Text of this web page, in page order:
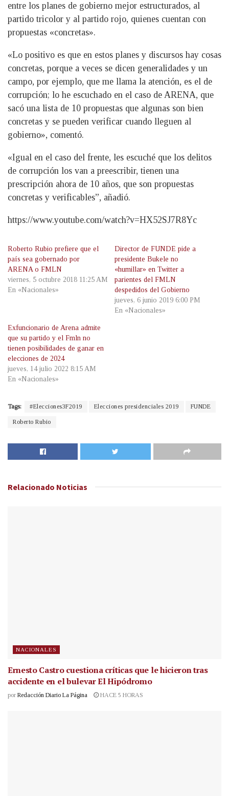
entre los planes de gobierno mejor estructurados, al
partido tricolor y al partido rojo, quienes cuentan con
propuestas «concretas».
«Lo positivo es que en estos planes y discursos hay cosas
concretas, porque a veces se dicen generalidades y un
campo, por ejemplo, que me llama la atención, es el de
corrupción; lo he escuchado en el caso de ARENA, que
sacó una lista de 10 propuestas que algunas son bien
concretas y se pueden verificar cuando lleguen al
gobierno», comentó.
«Igual en el caso del frente, les escuché que los delitos
de corrupción los van a preescribir, tienen una
prescripción ahora de 10 años, que son propuestas
concretas y verificables”, añadió.
https://www.youtube.com/watch?v=HX52SJ7R8Yc
Roberto Rubio prefiere que el
país sea gobernado por
ARENA o FMLN
viernes, 5 octubre 2018 11:25 AM
En «Nacionales»
Director de FUNDE pide a
presidente Bukele no
«humillar» en Twitter a
parientes del FMLN
despedidos del Gobierno
jueves, 6 junio 2019 6:00 PM
En «Nacionales»
Exfuncionario de Arena admite
que su partido y el Fmln no
tienen posibilidades de ganar en
elecciones de 2024
jueves, 14 julio 2022 8:15 AM
En «Nacionales»
Tags: #Elecciones3F2019 Elecciones presidenciales 2019 FUNDE
Roberto Rubio
Relacionado Noticias
NACIONALES
Ernesto Castro cuestiona críticas que le hicieron tras
accidente en el bulevar El Hipódromo
por Redacción Diario La Página HACE 5 HORAS